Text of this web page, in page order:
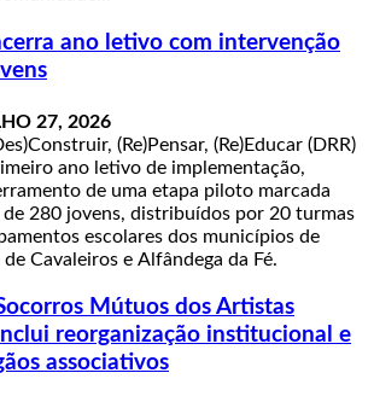
ano letivo com intervenção
27, 2026
(Re)Pensar, (Re)Educar (DRR)
ano letivo de implementação,
de uma etapa piloto marcada
280 jovens, distribuídos por 20 turmas
escolares dos municípios de
Cavaleiros e Alfândega da Fé.
Mútuos dos Artistas
reorganização institucional e
associativos